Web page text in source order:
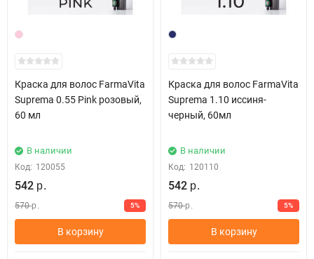
40 до 60% - возьмите 1 часть желаемого косметического
оттенка + 1 часть соответствующего натурального оттенка.
часть желаемого косметического оттенка + 2 часть
соответствующего натурального оттенка (например: 6.35 + 6.0).
Рекомендуемый состав смеси 1:1.
Краска для волос FarmaVita
Suprema 0.55 Pink розовый,
60 мл
В наличии
Код: 120055
542 р.
570 р. 5%
В корзину
Краска для волос FarmaVita
Suprema 1.10 иссиня-
черный, 60мл
В наличии
Код: 120110
542 р.
570 р. 5%
В корзину